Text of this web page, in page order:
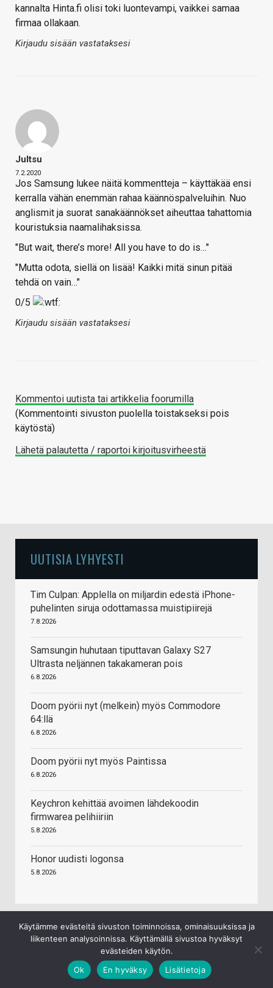
kannalta Hinta.fi olisi toki luontevampi, vaikkei samaa
firmaa ollakaan.
Kirjaudu sisään vastataksesi
Jultsu
7.2.2020
Jos Samsung lukee näitä kommentteja – käyttäkää ensi
kerralla vähän enemmän rahaa käännöspalveluihin. Nuo
anglismit ja suorat sanakäännökset aiheuttaa tahattomia
kouristuksia naamalihaksissa.
"But wait, there’s more! All you have to do is…"
"Mutta odota, siellä on lisää! Kaikki mitä sinun pitää
tehdä on vain…"
0/5
Kirjaudu sisään vastataksesi
Kommentoi uutista tai artikkelia foorumilla
(Kommentointi sivuston puolella toistakseksi pois
käytöstä)
Lähetä palautetta / raportoi kirjoitusvirheestä
UUTISIA LYHYESTI
Tim Culpan: Applella on miljardin edestä iPhone-
puhelinten siruja odottamassa muistipiirejä
7.8.2026
Samsungin huhutaan tiputtavan Galaxy S27
Ultrasta neljännen takakameran pois
6.8.2026
Doom pyörii nyt (melkein) myös Commodore
64:llä
6.8.2026
Doom pyörii nyt myös Paintissa
6.8.2026
Keychron kehittää avoimen lähdekoodin
firmwarea pelihiiriin
5.8.2026
Honor uudisti logonsa
5.8.2026
Kingston Technology NV3 1 TB M.2 PCI Express
Käytämme evästeitä sivuston toiminnoissa, ominaisuuksissa ja
liikenteen analysoinnissa. Käyttämällä sivustoa hyväksyt
evästeiden käytön.
Ok
En hyväksy Lisätietoja